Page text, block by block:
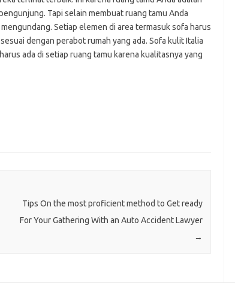
Tapi selain membuat ruang tamu Anda
Setiap elemen di area termasuk sofa harus
dengan perabot rumah yang ada. Sofa kulit Italia
ada di setiap ruang tamu karena kualitasnya yang
Tips On the most proficient method to Get ready
For Your Gathering With an Auto Accident Lawyer
→